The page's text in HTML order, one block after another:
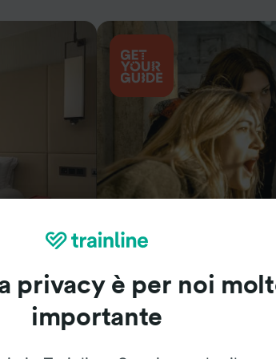
privacy è per noi
importante